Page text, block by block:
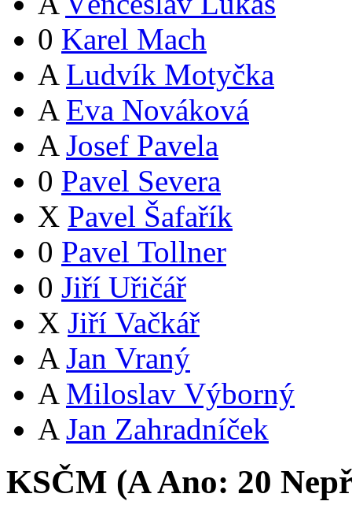
0 Karel Mach
A Ludvík Motyčka
A Eva Nováková
A Josef Pavela
0 Pavel Severa
X Pavel Šafařík
0 Pavel Tollner
0 Jiří Uřičář
X Jiří Vačkář
A Jan Vraný
A Miloslav Výborný
A Jan Zahradníček
KSČM (AAno: 20